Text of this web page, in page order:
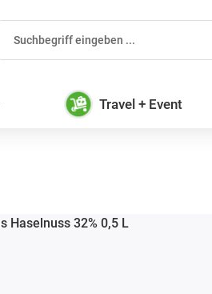
Travel + Event